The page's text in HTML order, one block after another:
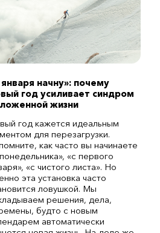
января начну»: почему
год усиливает синдром
жизни
год кажется идеальным
для перезагрузки.
как часто вы начинаете
«с первого
«с чистого листа». Но
эта установка часто
ловушкой. Мы
решения, дела,
будто с новым
автоматически